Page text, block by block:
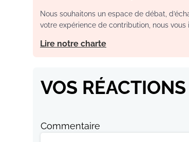
Nous souhaitons un espace de débat,
votre expérience de contribution, nous
Lire notre charte
VOS RÉACTIONS
Commentaire